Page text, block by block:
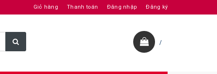
Giỏ hàng Thanh toán Đăng nhập Đăng ký
/